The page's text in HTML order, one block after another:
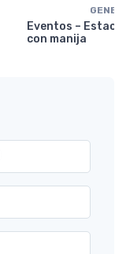
Eventos –
con manija